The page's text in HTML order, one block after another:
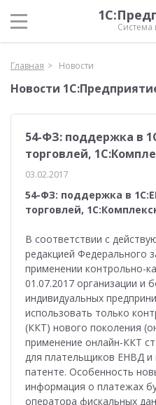
Главная Новости
Новости
54-ФЗ: поддержка в
торговлей,
03.02.2017
54-ФЗ: поддержка в
торговлей,
В соответствии с
редакцией Федерального
применении контрольно-
01.07.2017 организации и
индивидуальных
использовать только
(ККТ) нового поколения
применение онлайн-ККТ
для плательщиков ЕНВД и
патенте. Особенность
информация о платежах
оператора фискальных